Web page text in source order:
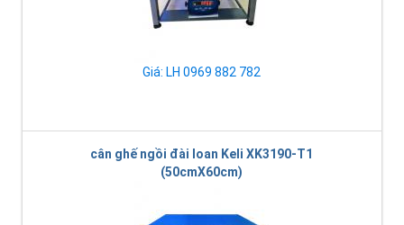
Giá: LH 0969 882 782
cân ghế ngồi đài loan Keli XK3190-T1
(50cmX60cm)